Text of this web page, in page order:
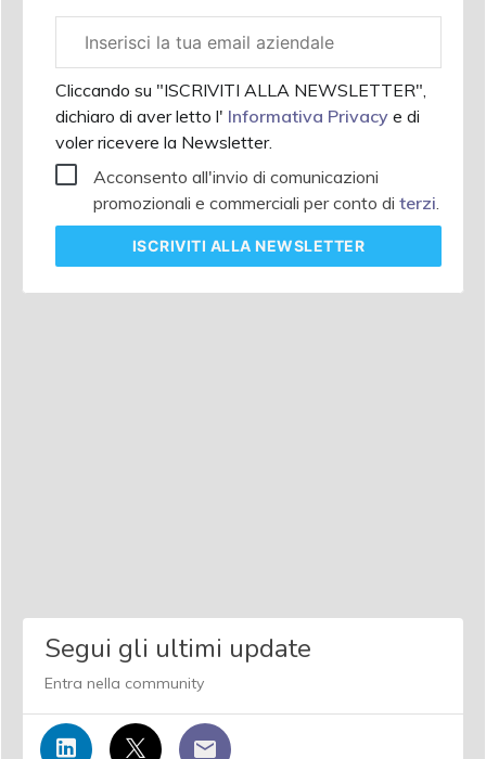
aziendale
Cliccando su "ISCRIVITI ALLA NEWSLETTER",
dichiaro di aver letto l' Informativa Privacy e di
voler ricevere la Newsletter.
Acconsento all'invio di comunicazioni
promozionali e commerciali per conto di terzi
ISCRIVITI ALLA NEWSLETTER
Segui gli ultimi update
Entra nella community